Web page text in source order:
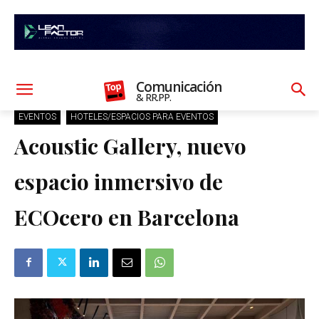
Comunicación
& RR.PP.
EVENTOS HOTELES/ESPACIOS PARA EVENTOS
Acoustic Gallery, nuevo
espacio inmersivo de
ECOcero en Barcelona